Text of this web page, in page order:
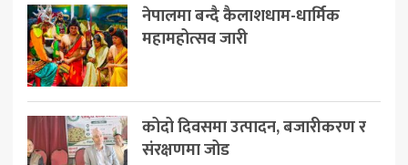
नेपालमा बन्दै कैलाशधाम-धार्मिक
महामहोत्सव जारी
कोदो दिवसमा उत्पादन, बजारीकरण र
संरक्षणमा जोड